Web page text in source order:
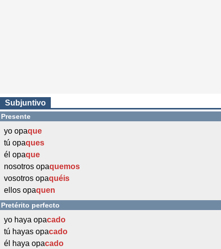
Subjuntivo
Presente
yo opaque
tú opaques
él opaque
nosotros opaquemos
vosotros opaquéis
ellos opaquen
Pretérito perfecto
yo haya opacado
tú hayas opacado
él haya opacado